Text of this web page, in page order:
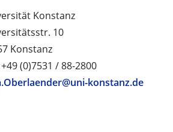
Konstanz
10
Konstanz
(0)7531 / 88-2800
konstanz.de